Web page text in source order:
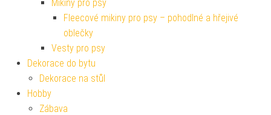
Mikiny pro psy
Fleecové mikiny pro psy – pohodlné a hřejivé
oblečky
Vesty pro psy
Dekorace do bytu
Dekorace na stůl
Hobby
Zábava